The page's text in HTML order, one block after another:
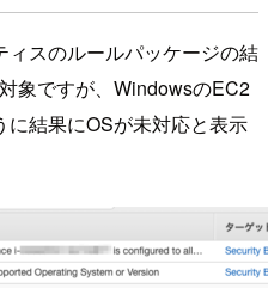
スのルールパッケージの結
象ですが、WindowsのEC2
結果にOSが未対応と表示